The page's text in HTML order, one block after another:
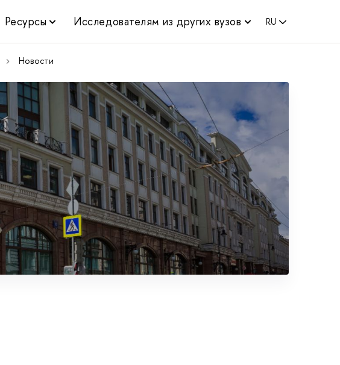
Ресурсы Исследователям из других вузов RU
Новости